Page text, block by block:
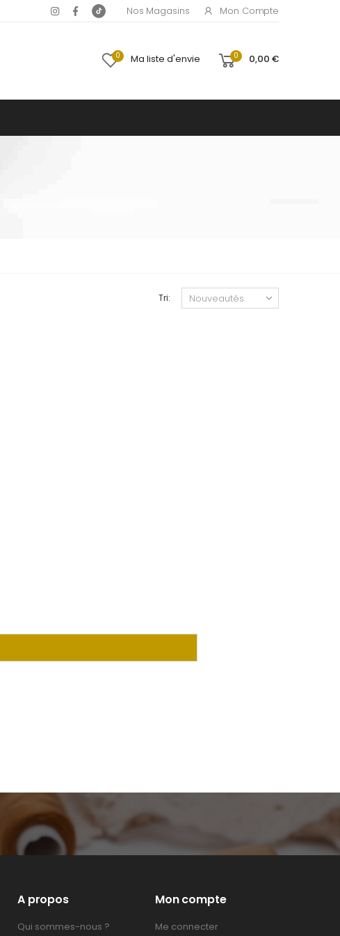
Nos Magasins Mon Compte
0 Ma liste d'envie 0 0,00 €
Tri:
A propos
Qui sommes-nous ?
Mon compte
Me connecter